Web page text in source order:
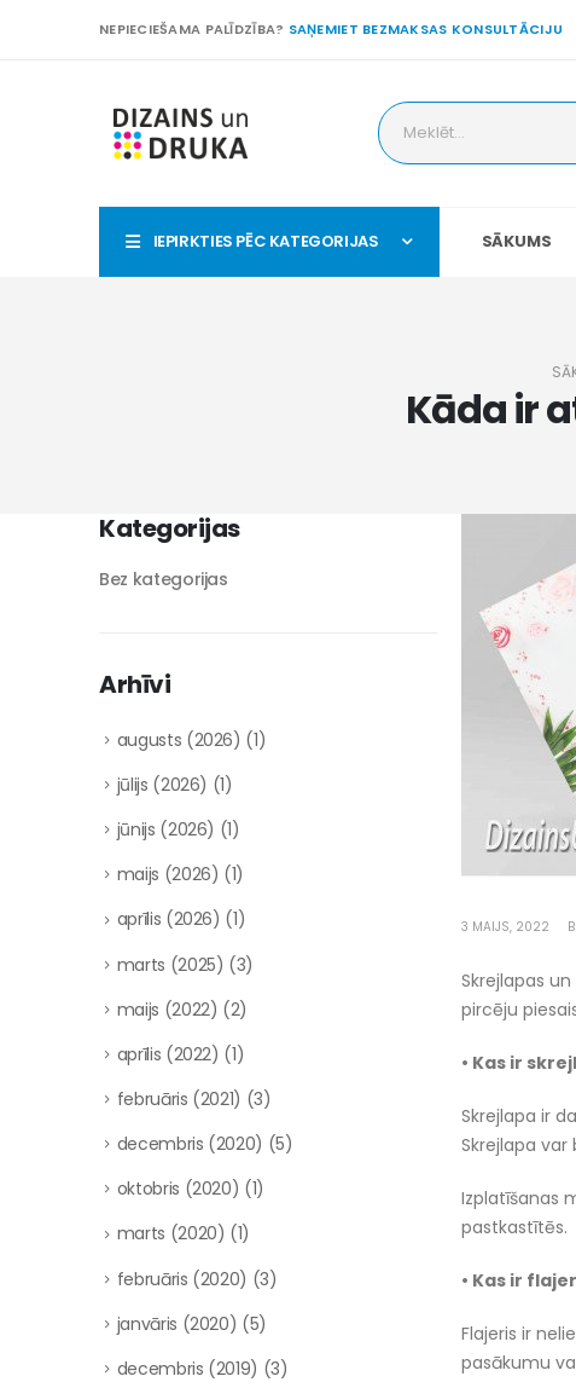
NEPIECIEŠAMA PALĪDZĪBA? SAŅEMIET BEZMAKSAS KONSULTĀCIJU
IEPIRKTIES PĒC KATEGORIJAS SĀKUMS
Kāda ir
3 MAIJS, 2022
Skrejlapas
pircēju
• Kas ir
Skrejlapa ir
Skrejlapa
Izplatīšanas
pastkastītēs.
• Kas ir
Flajeris ir
pasākumu
Kategorijas
Bez kategorijas
Arhīvi
augusts (2026) (1)
jūlijs (2026) (1)
jūnijs (2026) (1)
maijs (2026) (1)
aprīlis (2026) (1)
marts (2025) (3)
maijs (2022) (2)
aprīlis (2022) (1)
februāris (2021) (3)
decembris (2020) (5)
oktobris (2020) (1)
marts (2020) (1)
februāris (2020) (3)
janvāris (2020) (5)
decembris (2019) (3)